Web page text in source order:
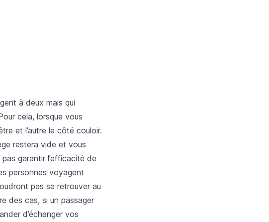
à deux mais qui
cela, lorsque vous
et l’autre le côté couloir.
restera vide et vous
garantir l’efficacité de
personnes voyagent
pas se retrouver au
des cas, si un passager
d’échanger vos